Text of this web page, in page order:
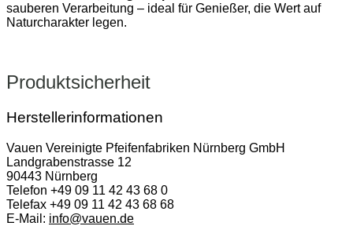
sauberen Verarbeitung – ideal für Genießer, die Wert auf
Naturcharakter legen.
Produktsicherheit
Herstellerinformationen
Vauen Vereinigte Pfeifenfabriken Nürnberg GmbH
Landgrabenstrasse 12
90443 Nürnberg
Telefon +49 09 11 42 43 68 0
Telefax +49 09 11 42 43 68 68
E-Mail: info@vauen.de